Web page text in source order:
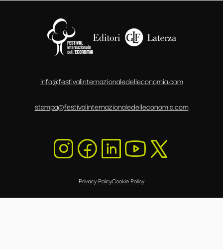
info@festivalinternazionaledelleconomia.com
stampa@festivalinternazionaledelleconomia.com
Privacy PolicyCookie Policy